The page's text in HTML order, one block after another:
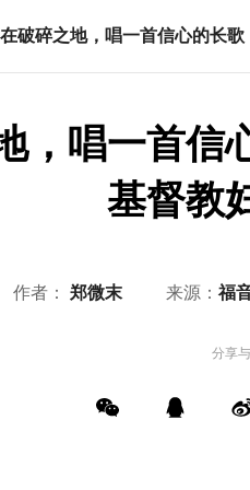
在破碎之地，唱一首信心的长
，唱一首信
基督教
作者： 郑微末 来源： 福
分享